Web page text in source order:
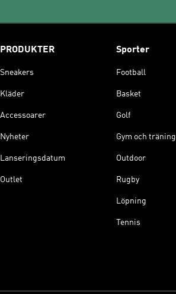
PRODUKTER
Sneakers
Kläder
Accessoarer
Nyheter
Lanseringsdatum
Outlet
Sporter
Football
Basket
Golf
Gym och träning
Outdoor
Rugby
Löpning
Tennis